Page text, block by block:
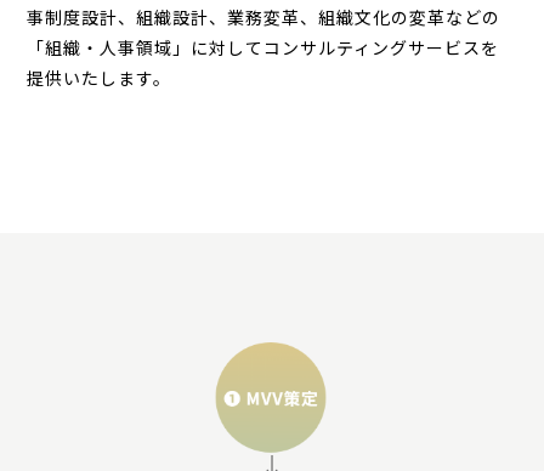
事制度設計、組織設計、業務変革、組織文化の変革などの
「組織・人事領域」に対してコンサルティングサービスを
提供いたします。